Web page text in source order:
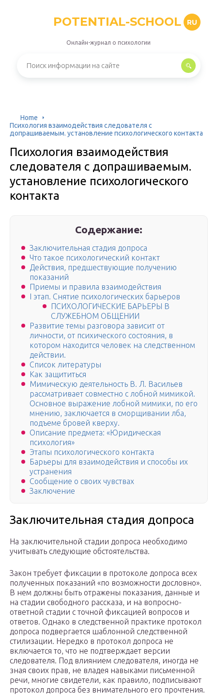
POTENTIAL-SCHOOL RU
Онлайн-журнал о психологии
Home
Психология взаимодействия следователя с
допрашиваемым. установление психологического контакта
Психология взаимодействия
следователя с допрашиваемым.
установление психологического
контакта
Содержание:
Заключительная стадия допроса
Что такое психологический контакт
Действия, предшествующие получению
показаний
Приемы и правила взаимодействия
I этап. Снятие психологических барьеров
ПСИХОЛОГИЧЕСКИЕ БАРЬЕРЫ В
СЛУЖЕБНОМ ОБЩЕНИИ
Развитие темы разговора зависит от
личности, от психического состояния, в
котором находится человек на следственном
действии.
Список литературы
Как защититься
Мимическую деятельность В. Л. Васильев
рассматривает совместно с лобной мимикой.
Основное выражение лобной мимики, по его
мнению, заключается в сморщивании лба,
подъеме бровей кверху.
Описание предмета: «Юридическая
психология»
Этапы психологического контакта
Барьеры для взаимодействия и способы их
устранения
Сообщение о своих чувствах
Заключение
Заключительная стадия допроса
На заключительной стадии допроса необходимо
учитывать следующие обстоятельства.
Закон требует фиксации в протоколе допроса всех
полученных показаний «по возможности дословно».
В нем должны быть отражены показания, данные и
на стадии свободного рассказа, и на вопросно-
ответной стадии с точной фиксацией вопросов и
ответов. Однако в следственной практике протокол
допроса подвергается шаблонной следственной
стилизации. Нередко в протокол допроса не
включается то, что не подтверждает версии
следователя. Под влиянием следователя, иногда не
зная своих прав, не владея навыками письменной
речи, многие свидетели, как правило, подписывают
протокол допроса без внимательного его прочтения.